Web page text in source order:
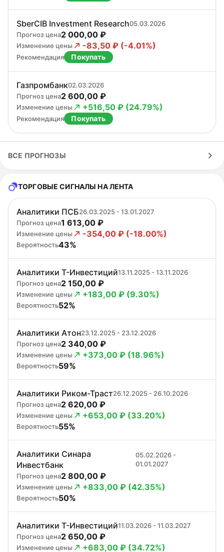
SberCIB Investment Research05.03.2026
Прогноз цена2 000,00 ₽
Изменение цены -83,50 ₽ (-4.01%)
Рекомендация Покупать
Газпромбанк02.03.2026
Прогноз цена2 600,00 ₽
Изменение цены +516,50 ₽ (24.79%)
Рекомендация Покупать
ВСЕ ПРОГНОЗЫ
ТОРГОВЫЕ СИГНАЛЫ НА ЛЕНТА
Аналитики ПСБ26.03.2025 - 13.01.2027
Прогноз цена1 613,00 ₽
Изменение цены -354,00 ₽ (-18.00%)
Вероятность43%
Аналитики Т-Инвестиций13.11.2025 - 13.11.2026
Прогноз цена2 150,00 ₽
Изменение цены +183,00 ₽ (9.30%)
Вероятность52%
Аналитики Атон23.12.2025 - 23.12.2026
Прогноз цена2 340,00 ₽
Изменение цены +373,00 ₽ (18.96%)
Вероятность59%
Аналитики Риком-Траст26.12.2025 - 26.10.2026
Прогноз цена2 620,00 ₽
Изменение цены +653,00 ₽ (33.20%)
Вероятность55%
Аналитики Синара
Инвестбанк
05.02.2026 -
01.01.2027
Прогноз цена2 800,00 ₽
Изменение цены +833,00 ₽ (42.35%)
Вероятность50%
Аналитики Т-Инвестиций11.03.2026 - 11.03.2027
Прогноз цена2 650,00 ₽
Изменение цены +683,00 ₽ (34.72%)